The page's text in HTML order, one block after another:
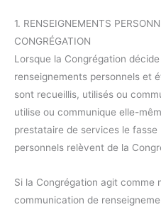
1. RENSEIGNEMENTS
CONGRÉGATION
Lorsque la Congrégation
renseignements personnels et
sont recueillis, utilisés ou
utilise ou communique elle-
prestataire de services le
personnels relèvent de la
Si la Congrégation agit comme
communication de